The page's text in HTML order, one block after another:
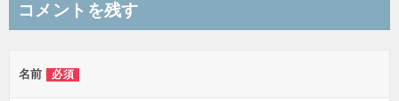
ビ
ー
コメントを残す
名前 必須